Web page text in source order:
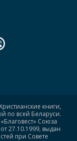
книги,
по всей Беларуси.
Союза
27.10.1999, выдан
при Совете